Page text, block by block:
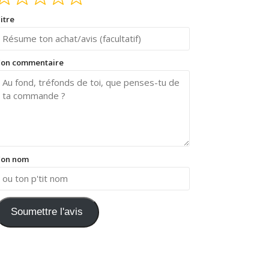
commentaire
nom
Soumettre l'avis